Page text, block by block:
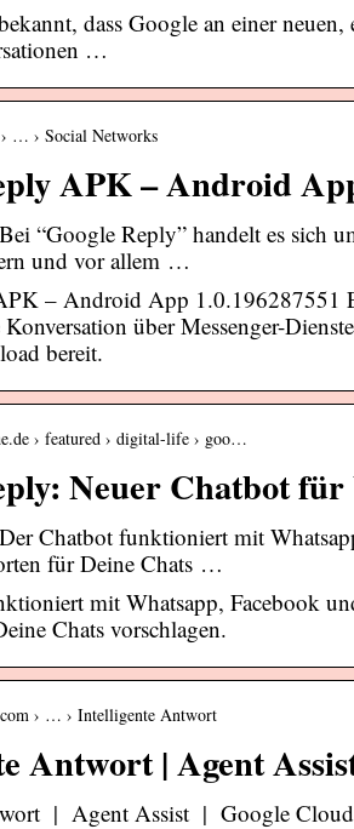
dass Google an einer
…
… › Social Networks
APK – Android
“Google Reply” handelt es sich
und vor allem …
– Android App 1.0.196287551
über Messenger-
bereit.
› featured › digital-life › goo…
Neuer Chatbot
Chatbot funktioniert mit
für Deine Chats …
mit Whatsapp, Facebook
Chats vorschlagen.
› … › Intelligente Antwort
Antwort | Agent
| Agent Assist | Google Cloud